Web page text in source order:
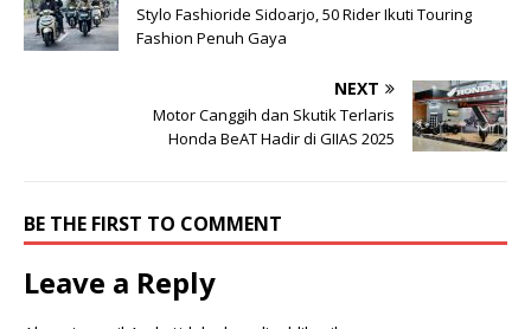
Stylo Fashioride Sidoarjo, 50 Rider Ikuti Touring
Fashion Penuh Gaya
NEXT
Motor Canggih dan Skutik Terlaris
Honda BeAT Hadir di GIIAS 2025
BE THE FIRST TO COMMENT
Leave a Reply